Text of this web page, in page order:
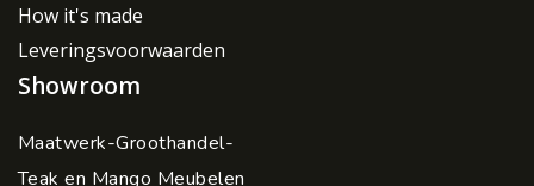
How it's made
Leveringsvoorwaarden
Showroom
Maatwerk-Groothandel-
Teak en Mango Meubelen